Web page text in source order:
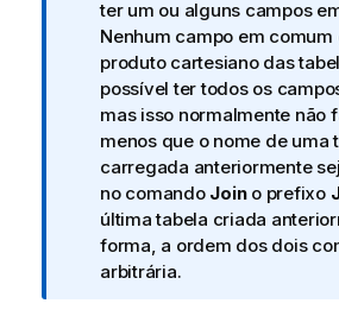
i
n
f
o
r
m
a
t
i
v
a
ter um ou alguns campos
Nenhum campo em comum
produto cartesiano das
possível ter todos os
mas isso normalmente não
menos que o nome de uma
carregada anteriormente
no comando Joino prefixo
última tabela criada
forma, a ordem dos dois
arbitrária.